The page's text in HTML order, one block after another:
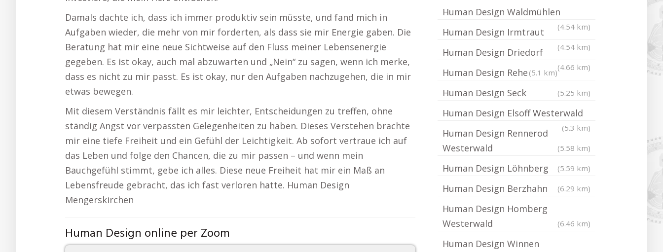
Damals dachte ich, dass ich immer produktiv sein müsste, und fand mich in
Aufgaben wieder, die mehr von mir forderten, als dass sie mir Energie gaben. Die
Beratung hat mir eine neue Sichtweise auf den Fluss meiner Lebensenergie
gegeben. Es ist okay, auch mal abzuwarten und „Nein“ zu sagen, wenn ich merke,
dass es nicht zu mir passt. Es ist okay, nur den Aufgaben nachzugehen, die in mir
etwas bewegen.
Mit diesem Verständnis fällt es mir leichter, Entscheidungen zu treffen, ohne
ständig Angst vor verpassten Gelegenheiten zu haben. Dieses Verstehen brachte
mir eine tiefe Freiheit und ein Gefühl der Leichtigkeit. Ab sofort vertraue ich auf
das Leben und folge den Chancen, die zu mir passen – und wenn mein
Bauchgefühl stimmt, gebe ich alles. Diese neue Freiheit hat mir ein Maß an
Lebensfreude gebracht, das ich fast verloren hatte. Human Design
Mengerskirchen
Human Design online per Zoom
Human Design Waldmühlen
(4.54 km)
Human Design Irmtraut
(4.54 km)
Human Design Driedorf
(4.66 km)
Human Design Rehe (5.1 km)
Human Design Seck (5.25 km)
Human Design Elsoff Westerwald
(5.3 km)
Human Design Rennerod
Westerwald
(5.58 km)
Human Design Löhnberg (5.59 km)
Human Design Berzhahn (6.29 km)
Human Design Homberg
Westerwald
(6.46 km)
Human Design Winnen